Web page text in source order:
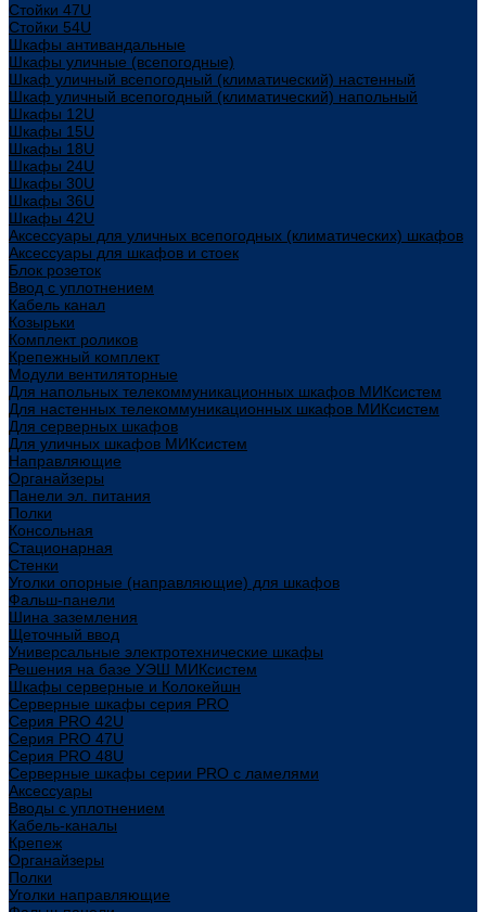
Стойки 47U
Стойки 54U
Шкафы антивандальные
Шкафы уличные (всепогодные)
Шкаф уличный всепогодный (климатический) настенный
Шкаф уличный всепогодный (климатический) напольный
Шкафы 12U
Шкафы 15U
Шкафы 18U
Шкафы 24U
Шкафы 30U
Шкафы 36U
Шкафы 42U
Аксессуары для уличных всепогодных (климатических) шкафов
Аксессуары для шкафов и стоек
Блок розеток
Ввод с уплотнением
Кабель канал
Козырьки
Комплект роликов
Крепежный комплект
Модули вентиляторные
Для напольных телекоммуникационных шкафов МИКсистем
Для настенных телекоммуникационных шкафов МИКсистем
Для серверных шкафов
Для уличных шкафов МИКсистем
Направляющие
Органайзеры
Панели эл. питания
Полки
Консольная
Стационарная
Стенки
Уголки опорные (направляющие) для шкафов
Фальш-панели
Шина заземления
Щеточный ввод
Универсальные электротехнические шкафы
Решения на базе УЭШ МИКсистем
Шкафы серверные и Колокейшн
Серверные шкафы серия PRO
Серия PRO 42U
Серия PRO 47U
Серия PRO 48U
Серверные шкафы серии PRO с ламелями
Аксессуары
Вводы с уплотнением
Кабель-каналы
Крепеж
Органайзеры
Полки
Уголки направляющие